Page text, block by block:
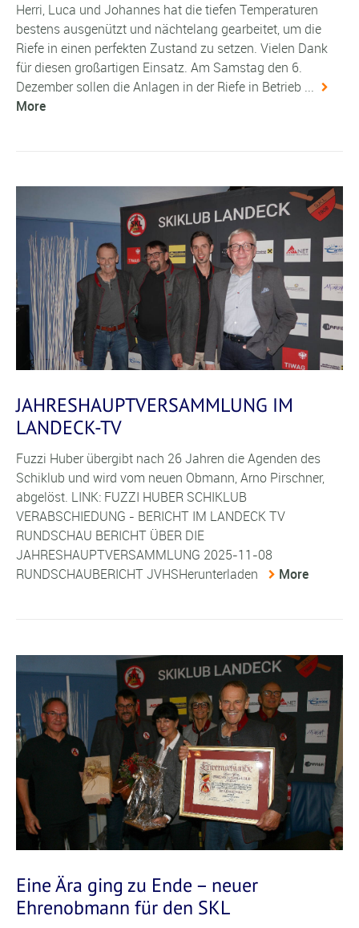
Herri, Luca und Johannes hat die tiefen Temperaturen
bestens ausgenützt und nächtelang gearbeitet, um die
Riefe in einen perfekten Zustand zu setzen. Vielen Dank
für diesen großartigen Einsatz. Am Samstag den 6.
Dezember sollen die Anlagen in der Riefe in Betrieb ...
More
JAHRESHAUPTVERSAMMLUNG IM
LANDECK-TV
Fuzzi Huber übergibt nach 26 Jahren die Agenden des
Schiklub und wird vom neuen Obmann, Arno Pirschner,
abgelöst. LINK: FUZZI HUBER SCHIKLUB
VERABSCHIEDUNG - BERICHT IM LANDECK TV
RUNDSCHAU BERICHT ÜBER DIE
JAHRESHAUPTVERSAMMLUNG 2025-11-08
RUNDSCHAUBERICHT JVHSHerunterladen
More
Eine Ära ging zu Ende – neuer
Ehrenobmann für den SKL